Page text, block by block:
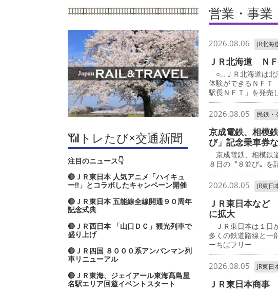
📶トレたび×交通新聞
注目のニュース👇
🔴ＪＲ東日本 人気アニメ「ハイキュ
ー‼」とコラボしたキャンペーン開催
🔴ＪＲ東日本 五能線全線開通９０周年
記念式典
🔴ＪＲ西日本 「山口ＤＣ」観光列車で
盛り上げ
🔴ＪＲ四国 ８０００系アンパンマン列
車リニューアル
🔴ＪＲ東海、ジェイアール東海髙島屋
名駅エリア回遊イベントスタート
営業・事業
2026.08.06 JR北海
ＪＲ北海道 Ｎ
○…ＪＲ北海道は北
体験ができるＮＦＴ
駅長ＮＦＴ」を発売
2026.08.05 民鉄・
京成電鉄、相模
び」記念乗車券
京成電鉄、相模鉄
８日の〝８並び〟を
2026.08.05 JR東日
ＪＲ東日本な
に拡大
ＪＲ東日本は１日
多くの鉄道路線と一
ーちばフリー
2026.08.05 JR東日
ＪＲ東日本商